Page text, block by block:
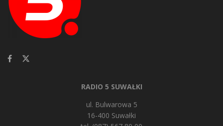
RADIO 5 SUWAŁKI
ul. Bulwarowa 5
16-400 Suwałki